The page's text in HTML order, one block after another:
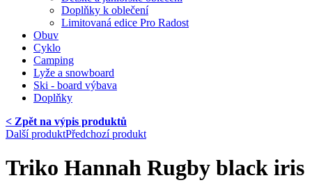
Doplňky k oblečení
Limitovaná edice Pro Radost
Obuv
Cyklo
Camping
Lyže a snowboard
Ski - board výbava
Doplňky
< Zpět na výpis produktů
Další produktPředchozí produkt
Triko Hannah Rugby black iris